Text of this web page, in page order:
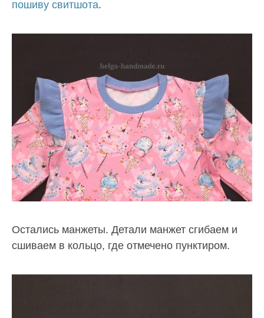
пошиву свитшота.
Остались манжеты. Детали манжет сгибаем и
сшиваем в кольцо, где отмечено пунктиром.